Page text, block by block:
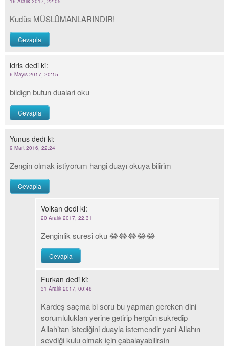
Kudüs MÜSLÜMANLARINDIR!
Cevapla
idris dedi ki:
6 Mayıs 2017, 20:15
bildign butun dualari oku
Cevapla
Yunus dedi ki:
9 Mart 2016, 22:24
Zengin olmak istiyorum hangi duayı okuya bilirim
Cevapla
Volkan dedi ki:
20 Aralık 2017, 22:31
Zenginlik suresi oku 😂😂😂😂😂
Cevapla
Furkan dedi ki:
31 Aralık 2017, 00:48
Kardeş saçma bi soru bu yapman gereken dini
sorumlulukları yerine getirip hergün sukredip
Allah’tan istediğini duayla istemendir yani Allahın
sevdiği kulu olmak için çabalayabilirsin